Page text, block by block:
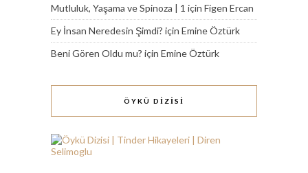
Mutluluk, Yaşama ve Spinoza | 1 için Figen Ercan
Ey İnsan Neredesin Şimdi? için Emine Öztürk
Beni Gören Oldu mu? için Emine Öztürk
ÖYKÜ DİZİSİ